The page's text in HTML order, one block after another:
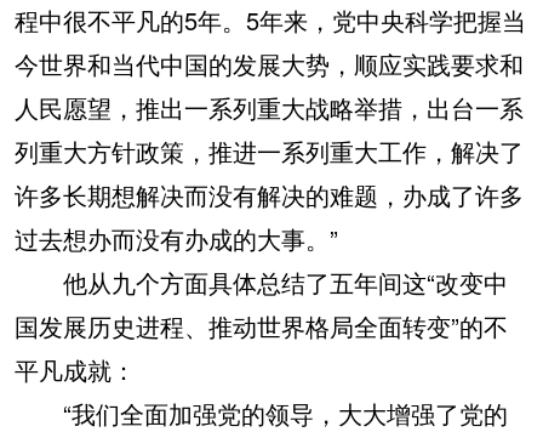
程中很不平凡的5年。5年来，党中央科学把握当
今世界和当代中国的发展大势，顺应实践要求和
人民愿望，推出一系列重大战略举措，出台一系
列重大方针政策，推进一系列重大工作，解决了
许多长期想解决而没有解决的难题，办成了许多
过去想办而没有办成的大事。”
他从九个方面具体总结了五年间这“改变中
国发展历史进程、推动世界格局全面转变”的不
平凡成就：
“我们全面加强党的领导，大大增强了党的